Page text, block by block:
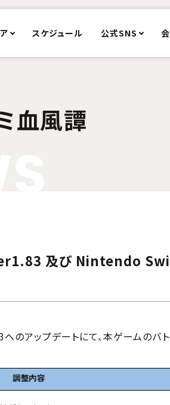
スケジュール 公式SNS
血風譚
及び Nintendo
ップデートにて、本ゲームのバ